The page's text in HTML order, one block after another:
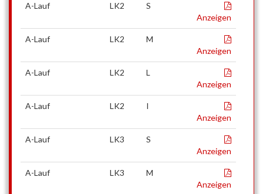
A-Lauf LK2
S
Anzeigen
A-Lauf LK2
M
Anzeigen
A-Lauf LK2
L
Anzeigen
A-Lauf LK2
I
Anzeigen
A-Lauf LK3
S
Anzeigen
A-Lauf LK3
M
Anzeigen